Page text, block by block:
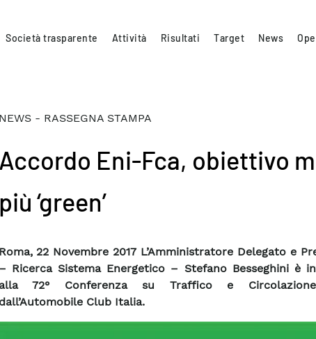
Società trasparente Attività Risultati Target News
NEWS - RASSEGNA STAMPA
Accordo Eni-Fca, obiettivo
più ‘green’
Roma, 22 Novembre 2017 L’Amministratore Delegato e
– Ricerca Sistema Energetico – Stefano Besseghini è
alla 72° Conferenza su Traffico e
dall’Automobile Club Italia.